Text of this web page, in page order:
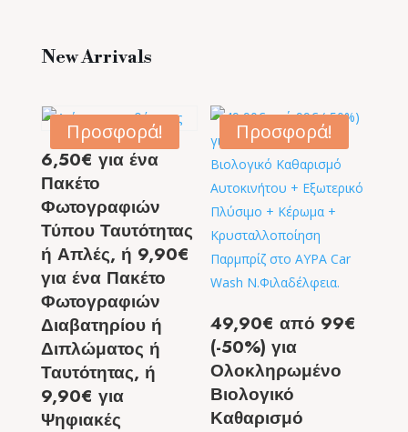
New Arrivals
Προσφορά!
6,50€ για ένα
Πακέτο
Φωτογραφιών
Τύπου Ταυτότητας
ή Απλές, ή 9,90€
για ένα Πακέτο
Φωτογραφιών
Διαβατηρίου ή
Διπλώματος ή
Ταυτότητας, ή
9,90€ για
Ψηφιακές
Προσφορά!
49,90€ από 99€
(-50%) για
Ολοκληρωμένο
Βιολογικό
Καθαρισμό